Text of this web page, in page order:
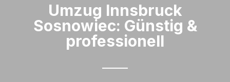
Umzug Innsbruck​
Sosnowiec: Günstig &
professionell​